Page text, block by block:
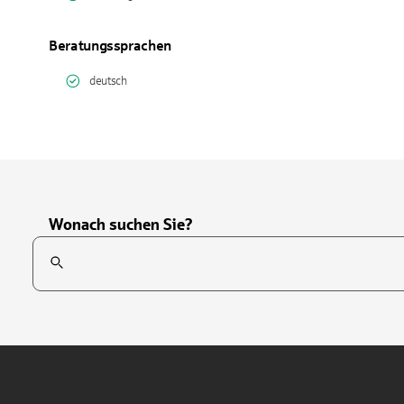
Beratungssprachen
deutsch
Wonach suchen Sie?
Suchfeld